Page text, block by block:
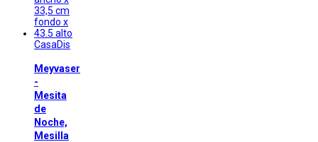
CasaDis
Meyvaser
-
Mesita
de
Noche,
Mesilla